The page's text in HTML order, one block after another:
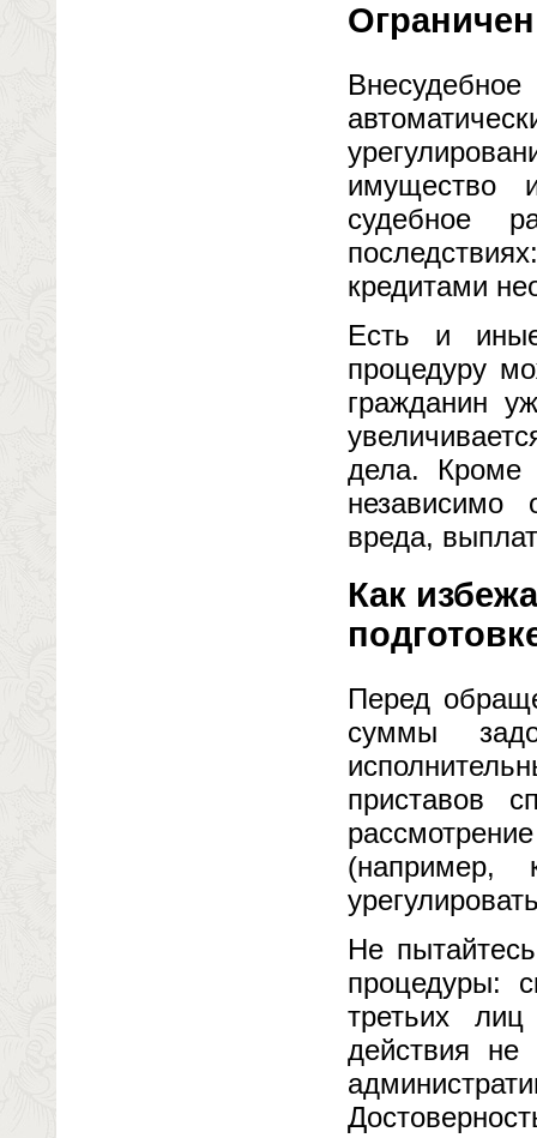
имущество
судебное
кредитами
Есть и
процедуру
гражданин
дела. Кроме
независимо
вреда,
Как
Перед
суммы
приставов
(например,
Не
процедуры:
третьих
действия не